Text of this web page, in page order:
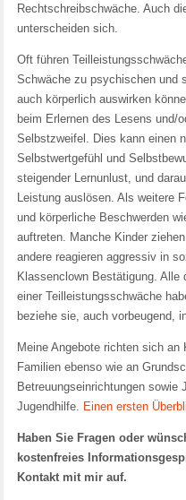
Rechtschreibschwäche. Auch
unterscheiden sich.
Oft führen
Schwäche zu psychischen und
auch körperlich auswirken
beim Erlernen des Lesens und/
Selbstzweifel. Dies kann einen
Selbstwertgefühl und
steigender Lernunlust, und
Leistung auslösen. Als weitere
und körperliche Beschwerden
auftreten. Manche Kinder
andere reagieren aggressiv in
Klassenclown Bestätigung. Alle
einer Teilleistungsschwäche
beziehe sie, auch vorbeugend,
Meine Angebote richten sich an
Familien ebenso wie an
Betreuungseinrichtungen sowie
Jugendhilfe.
Einen ersten
Haben Sie Fragen oder
kostenfreies
Kontakt mit mir auf.